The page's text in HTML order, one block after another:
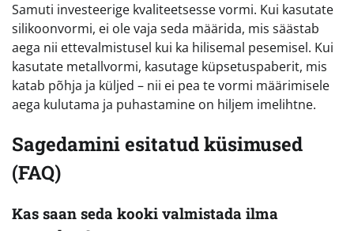
Samuti investeerige kvaliteetsesse vormi. Kui kasutate
silikoonvormi, ei ole vaja seda määrida, mis säästab
aega nii ettevalmistusel kui ka hilisemal pesemisel. Kui
kasutate metallvormi, kasutage küpsetuspaberit, mis
katab põhja ja küljed – nii ei pea te vormi määrimisele
aega kulutama ja puhastamine on hiljem imelihtne.
Sagedamini esitatud küsimused
(FAQ)
Kas saan seda kooki valmistada ilma